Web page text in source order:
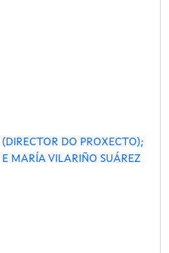
DO PROXECTO);
MARÍA VILARIÑO SUÁREZ